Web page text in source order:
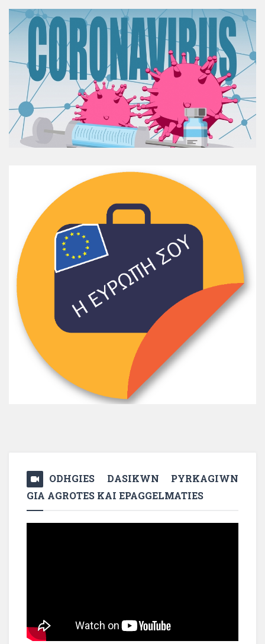
ODHGIES DASIKWN PYRKAGIWN
GIA AGROTES KAI EPAGGELMATIES